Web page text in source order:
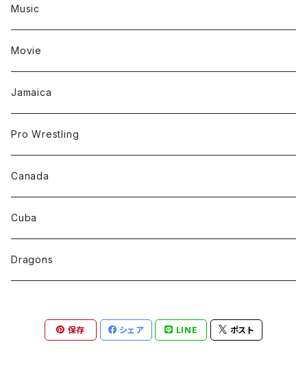
Music
Movie
Jamaica
Pro Wrestling
Canada
Cuba
Dragons
保存 シェア LINE ポスト